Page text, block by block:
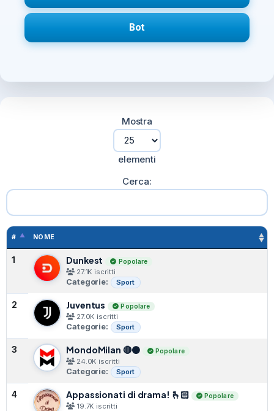
Bot
Mostra
elementi
Cerca:
# NOME
1 Dunkest Popolare
27.1K iscritti
Categorie: Sport
2 Juventus Popolare
27.0K iscritti
Categorie: Sport
3 MondoMilan 🔴⚫️ Popolare
24.0K iscritti
Categorie: Sport
4 Appassionati di drama! 🫰🏻 Popolare
19.7K iscritti